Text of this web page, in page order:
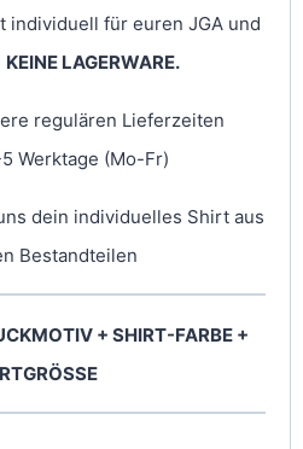
für euren JGA und
KEINE LAGERWARE.
regulären Lieferzeiten
Werktage (Mo-Fr)
dein individuelles Shirt aus
Bestandteilen
+ SHIRT-FARBE +